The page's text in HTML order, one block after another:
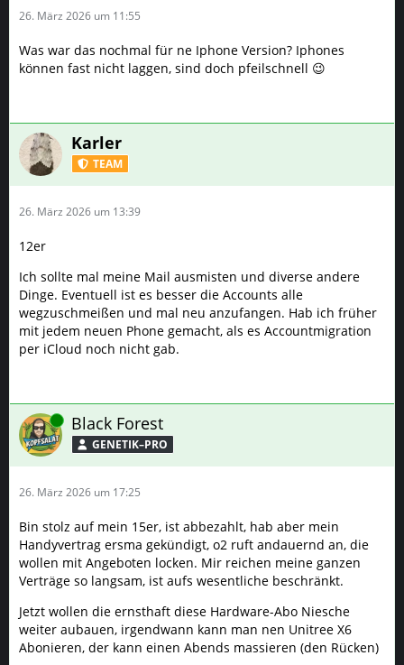
TEAM
26. März 2026 um 13:39
Ich sollte mal meine Mail ausmisten und diverse andere
Dinge. Eventuell ist es besser die Accounts alle
wegzuschmeißen und mal neu anzufangen. Hab ich früher
mit jedem neuen Phone gemacht, als es Accountmigration
per iCloud noch nicht gab.
Online Black Forest
GENETIK–PRO
26. März 2026 um 17:25
Handyvertrag ersma gekündigt, o2 ruft andauernd an, die
wollen mit Angeboten locken. Mir reichen meine ganzen
Verträge so langsam, ist aufs wesentliche beschränkt.
Jetzt wollen die ernsthaft diese Hardware-Abo Niesche
weiter aubauen, irgendwann kann man nen Unitree X6
nun gut nicht soviel Offtopic. (Sorry, btw 420 hab ich im
Blick, möchte da aber spontan entscheiden, wieso machst
Du keinne extra Thread auf und fragst mal in die Runde? 🤗
Karler